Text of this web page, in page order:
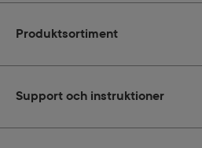
Produktsortiment
Support och instruktioner